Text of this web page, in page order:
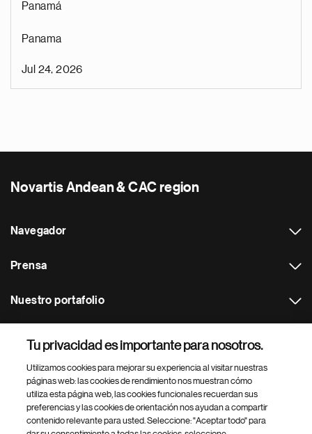
Panamá
Panama
Jul 24, 2026
Novartis Andean & CAC region
Navegador
Prensa
Nuestro portafolio
Footer Site Search
Tu privacidad es importante para nosotros.
Utilizamos cookies para mejorar su experiencia al visitar nuestras
páginas web: las cookies de rendimiento nos muestran cómo
utiliza esta página web, las cookies funcionales recuerdan sus
preferencias y las cookies de orientación nos ayudan a compartir
contenido relevante para usted. Seleccione: "Aceptar todo" para